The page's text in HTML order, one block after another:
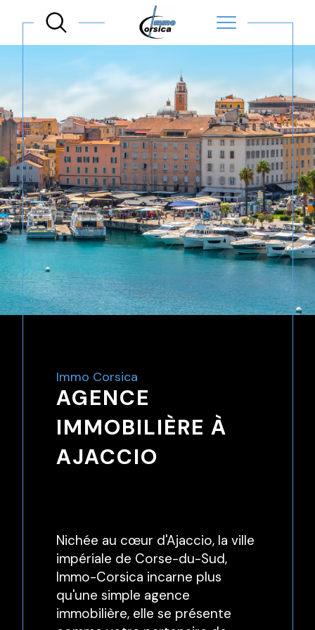
Immo Corsica
AGENCE
IMMOBILIÈRE À
AJACCIO
Nichée au cœur d'Ajaccio, la ville
impériale de Corse-du-Sud,
Immo-Corsica incarne plus
qu'une simple agence
immobilière, elle se présente